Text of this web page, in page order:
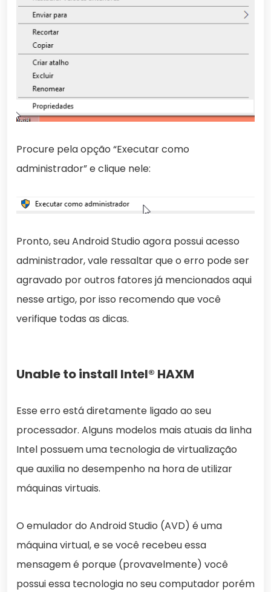
Procure pela opção “Executar como
administrador” e clique nele:
Pronto, seu Android Studio agora possui acesso
administrador, vale ressaltar que o erro pode ser
agravado por outros fatores já mencionados aqui
nesse artigo, por isso recomendo que você
verifique todas as dicas.
Unable to install Intel® HAXM
Esse erro está diretamente ligado ao seu
processador. Alguns modelos mais atuais da linha
Intel possuem uma tecnologia de virtualização
que auxilia no desempenho na hora de utilizar
máquinas virtuais.
O emulador do Android Studio (AVD) é uma
máquina virtual, e se você recebeu essa
mensagem é porque (provavelmente) você
possui essa tecnologia no seu computador porém